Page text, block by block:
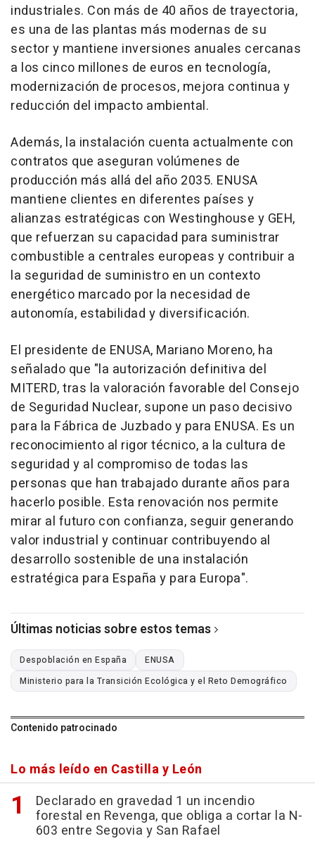
industriales. Con más de 40 años de trayectoria,
es una de las plantas más modernas de su
sector y mantiene inversiones anuales cercanas
a los cinco millones de euros en tecnología,
modernización de procesos, mejora continua y
reducción del impacto ambiental.
Además, la instalación cuenta actualmente con
contratos que aseguran volúmenes de
producción más allá del año 2035. ENUSA
mantiene clientes en diferentes países y
alianzas estratégicas con Westinghouse y GEH,
que refuerzan su capacidad para suministrar
combustible a centrales europeas y contribuir a
la seguridad de suministro en un contexto
energético marcado por la necesidad de
autonomía, estabilidad y diversificación.
El presidente de ENUSA, Mariano Moreno, ha
señalado que "la autorización definitiva del
MITERD, tras la valoración favorable del Consejo
de Seguridad Nuclear, supone un paso decisivo
para la Fábrica de Juzbado y para ENUSA. Es un
reconocimiento al rigor técnico, a la cultura de
seguridad y al compromiso de todas las
personas que han trabajado durante años para
hacerlo posible. Esta renovación nos permite
mirar al futuro con confianza, seguir generando
valor industrial y continuar contribuyendo al
desarrollo sostenible de una instalación
estratégica para España y para Europa".
Últimas noticias sobre estos temas
Despoblación en España
ENUSA
Ministerio para la Transición Ecológica y el Reto Demográfico
Contenido patrocinado
Lo más leído en Castilla y León
Declarado en gravedad 1 un incendio
forestal en Revenga, que obliga a cortar la N-
603 entre Segovia y San Rafael